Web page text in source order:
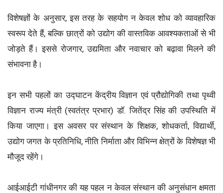
विशेषज्ञों के अनुसार, इस तरह के सहयोग न केवल शोध को व्यावहारिक
स्वरूप देते हैं, बल्कि छात्रों को उद्योग की वास्तविक आवश्यकताओं से भी
जोड़ते हैं। इससे रोजगार, उद्यमिता और नवाचार को बढ़ावा मिलने की
संभावना है।
इन सभी पहलों का उद्घाटन केंद्रीय विज्ञान एवं प्रौद्योगिकी तथा पृथ्वी
विज्ञान राज्य मंत्री (स्वतंत्र प्रभार) डॉ. जितेंद्र सिंह की उपस्थिति में
किया जाएगा। इस अवसर पर संस्थान के शिक्षक, शोधकर्ता, विद्यार्थी,
उद्योग जगत के प्रतिनिधि, नीति निर्माता और विभिन्न क्षेत्रों के विशेषज्ञ भी
मौजूद रहेंगे।
आईआईटी गांधीनगर की यह पहल न केवल संस्थान की अनुसंधान क्षमता